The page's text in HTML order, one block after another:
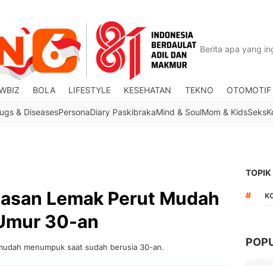
BOLA LIFESTYLE KESEHATAN TEKNO OTOMOTIF
& DiseasesPersonaDiary PaskibrakaMind & SoulMom & KidsSeks
Lemak Perut Mudah
30-an
menumpuk saat sudah berusia 30-an.
TOPIK
#